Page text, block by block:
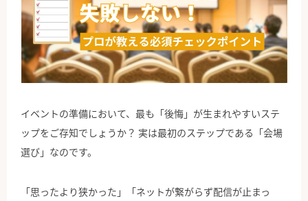
公式X
公式Facebook
イベントの準備において、最も「後悔」が生まれやすいステ
ップをご存知でしょうか？ 実は最初のステップである「会場
選び」なのです。
「思ったより狭かった」「ネットが繋がらず配信が止まっ